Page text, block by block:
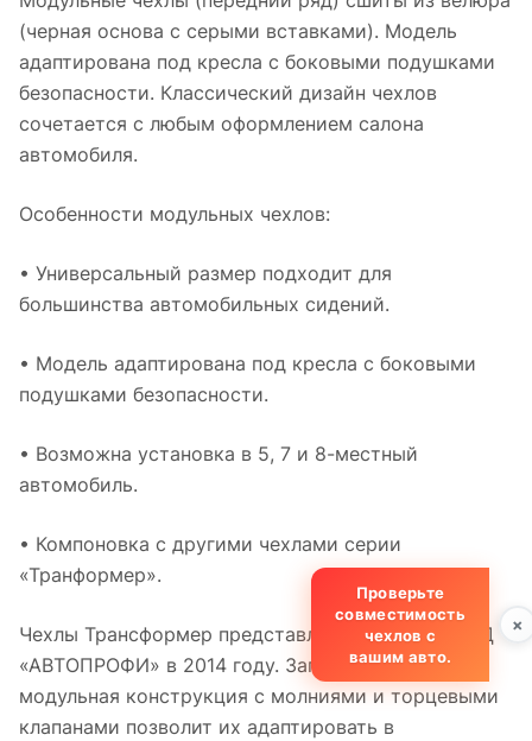
(черная основа с серыми вставками). Модель
адаптирована под кресла с боковыми подушками
безопасности. Классический дизайн чехлов
сочетается с любым оформлением салона
автомобиля.
Особенности модульных чехлов:
• Универсальный размер подходит для
большинства автомобильных сидений.
• Модель адаптирована под кресла с боковыми
подушками безопасности.
• Возможна установка в 5, 7 и 8-местный
автомобиль.
• Компоновка с другими чехлами серии
«Транформер».
Чехлы Трансформер представлены компанией ТД
«АВТОПРОФИ» в 2014 году. Запатентованная
модульная конструкция с молниями и торцевыми
клапанами позволит их адаптировать в
Проверьте
совместимость
чехлов с
вашим авто.
×